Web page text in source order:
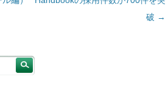
破 →